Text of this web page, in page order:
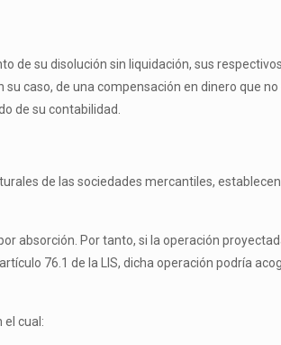
de su disolución sin liquidación, sus
caso, de una compensación en dinero que
de su contabilidad.
de las sociedades mercantiles,
absorción. Por tanto, si la operación
76.1 de la LIS, dicha operación podría
el cual: